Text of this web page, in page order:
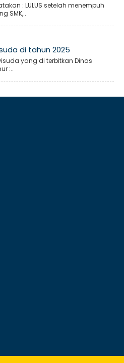
: LULUS setelah menempuh
SMK,..
di tahun 2025
yang di terbitkan Dinas
:..